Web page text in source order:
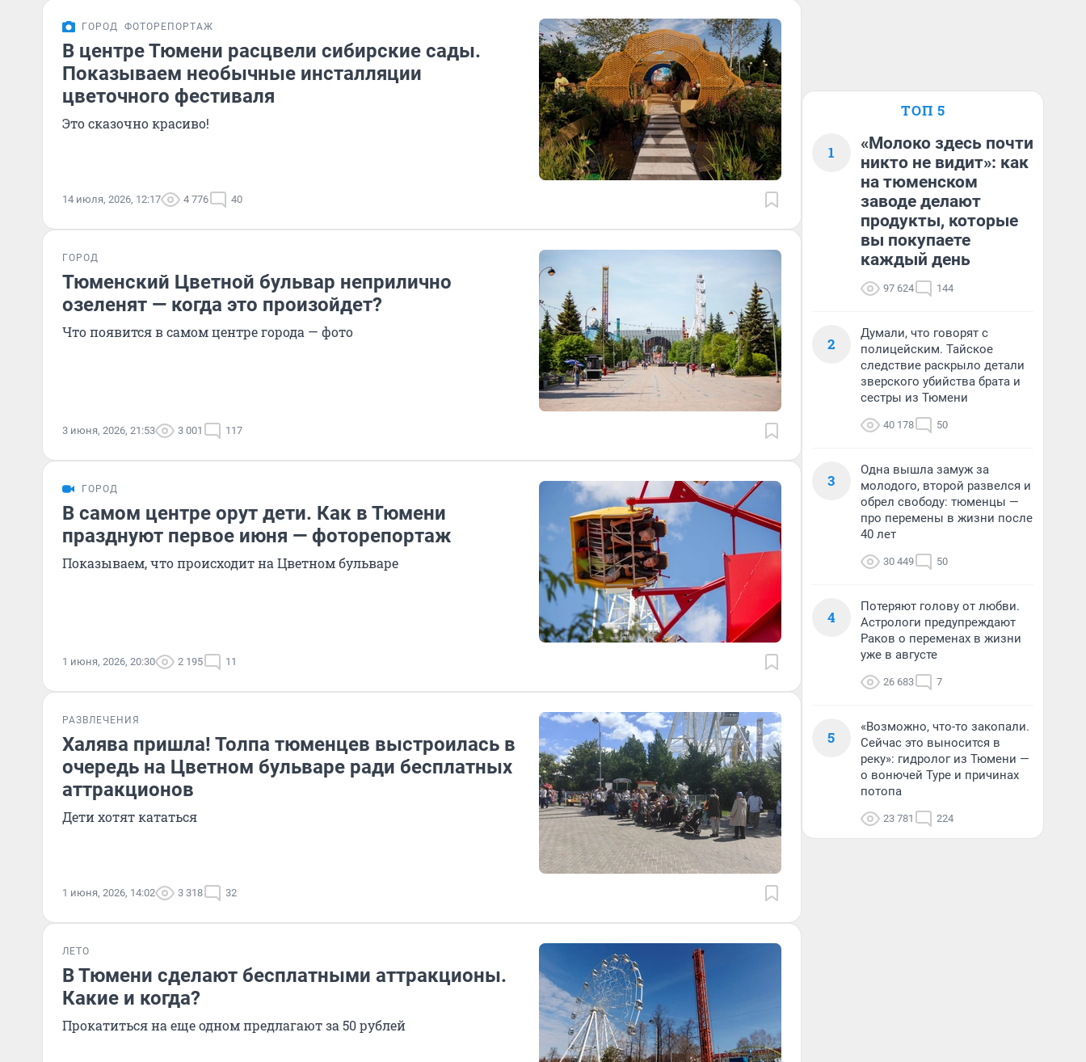
ГОРОД ФОТОРЕПОРТАЖ
В центре Тюмени расцвели сибирские сады.
Показываем необычные инсталляции
цветочного фестиваля
Это сказочно красиво!
14 июля, 2026, 12:17 4 776 40
ГОРОД
Тюменский Цветной бульвар неприлично
озеленят — когда это произойдет?
Что появится в самом центре города — фото
3 июня, 2026, 21:53 3 001 117
ГОРОД
В самом центре орут дети. Как в Тюмени
празднуют первое июня — фоторепортаж
Показываем, что происходит на Цветном бульваре
1 июня, 2026, 20:30 2 195 11
РАЗВЛЕЧЕНИЯ
Халява пришла! Толпа тюменцев выстроилась в
очередь на Цветном бульваре ради бесплатных
аттракционов
Дети хотят кататься
1 июня, 2026, 14:02 3 318 32
ЛЕТО
В Тюмени сделают бесплатными аттракционы.
Какие и когда?
Прокатиться на еще одном предлагают за 50 рублей
ТОП 5
1
«Молоко здесь почти
никто не видит»: как
на тюменском
заводе делают
продукты, которые
вы покупаете
каждый день
97 624 144
2
Думали, что говорят с
полицейским. Тайское
следствие раскрыло детали
зверского убийства брата и
сестры из Тюмени
40 178 50
3
Одна вышла замуж за
молодого, второй развелся и
обрел свободу: тюменцы —
про перемены в жизни после
40 лет
30 449 50
4
Потеряют голову от любви.
Астрологи предупреждают
Раков о переменах в жизни
уже в августе
26 683 7
5
«Возможно, что-то закопали.
Сейчас это выносится в
реку»: гидролог из Тюмени —
о вонючей Туре и причинах
потопа
23 781 224